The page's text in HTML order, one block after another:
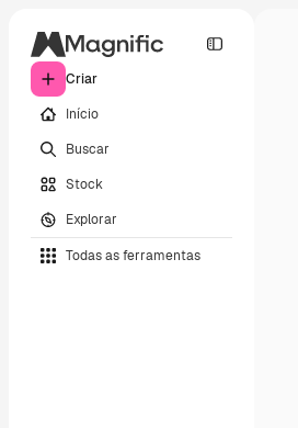
Criar
Início
Buscar
Stock
Explorar
Todas as ferramentas